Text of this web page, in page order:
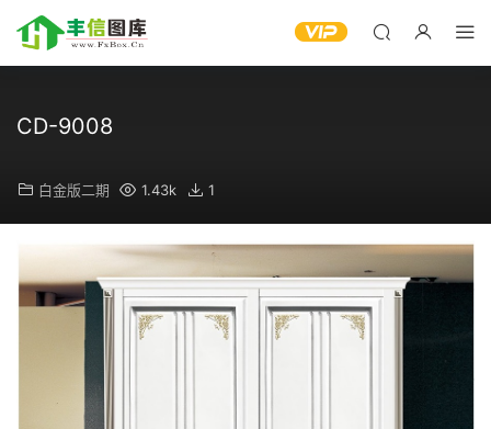
CD-9008
白金版二期 1.43k 1